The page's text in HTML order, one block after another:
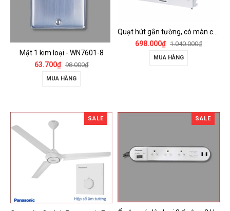
Mặt 1 kim loại - WN7601-8
63.700₫ 98.000₫
MUA HÀNG
698.000₫ 1.040.000₫
MUA HÀNG
SALE SALE